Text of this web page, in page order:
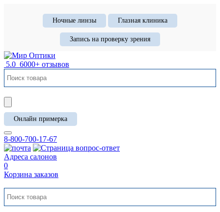
Ночные линзы Глазная клиника
Запись на проверку зрения
5.0 6000+ отзывов
Онлайн примерка
8-800-700-17-67
Адреса салонов
0
Корзина заказов